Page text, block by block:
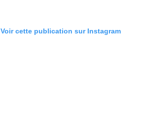
Voir cette publication sur Instagram